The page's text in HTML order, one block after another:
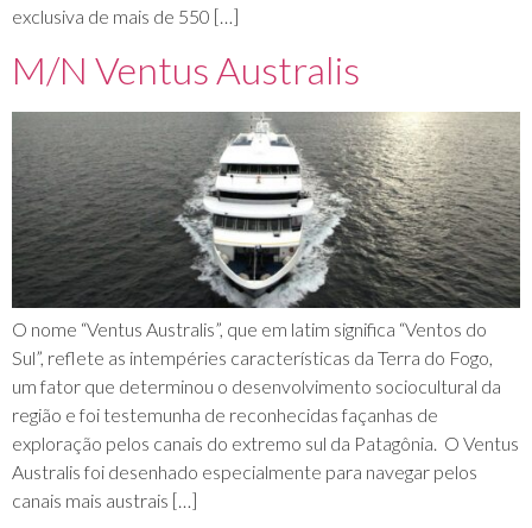
exclusiva de mais de 550 […]
M/N Ventus Australis
O nome “Ventus Australis”, que em latim significa “Ventos do
Sul”, reflete as intempéries características da Terra do Fogo,
um fator que determinou o desenvolvimento sociocultural da
região e foi testemunha de reconhecidas façanhas de
exploração pelos canais do extremo sul da Patagônia. O Ventus
Australis foi desenhado especialmente para navegar pelos
canais mais austrais […]